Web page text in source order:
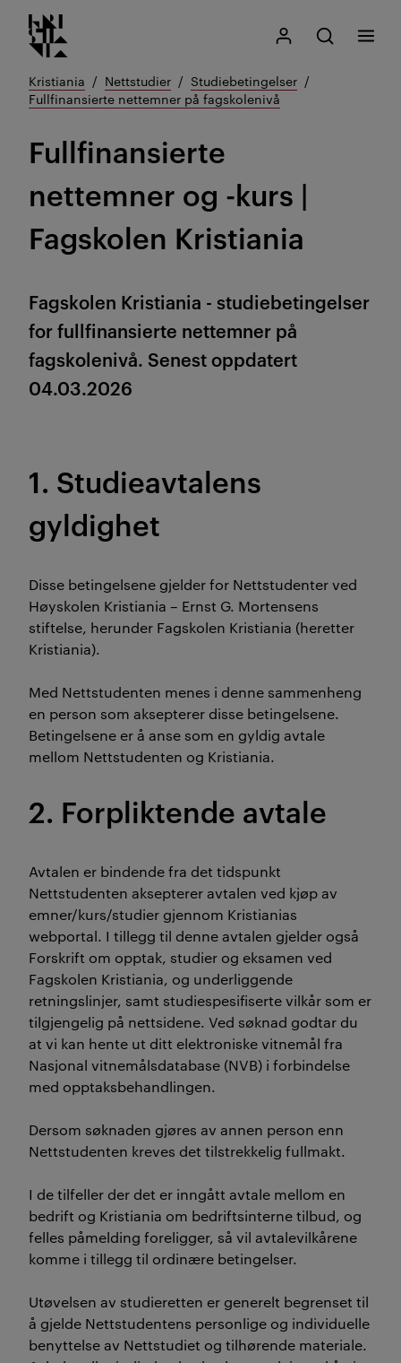
Gå
til
innhold
Kristiania logo
Mitt Kristiania
Åpne søk
Søk
Meny
Kristiania Nettstudier
Studiebetingelser
Fullfinansierte nettemner på fagskolenivå
Fullfinansierte
nettemner og -kurs |
Fagskolen Kristiania
Fagskolen Kristiania - studiebetingelser
for fullfinansierte nettemner på
fagskolenivå. Senest oppdatert
04.03.2026
1. Studieavtalens
gyldighet
Disse betingelsene gjelder for Nettstudenter ved
Høyskolen Kristiania – Ernst G. Mortensens
stiftelse, herunder Fagskolen Kristiania (heretter
Kristiania).
Med Nettstudenten menes i denne sammenheng
en person som aksepterer disse betingelsene.
Betingelsene er å anse som en gyldig avtale
mellom Nettstudenten og Kristiania.
2. Forpliktende avtale
Avtalen er bindende fra det tidspunkt
Nettstudenten aksepterer avtalen ved kjøp av
emner/kurs/studier gjennom Kristianias
webportal. I tillegg til denne avtalen gjelder også
Forskrift om opptak, studier og eksamen ved
Fagskolen Kristiania, og underliggende
retningslinjer, samt studiespesifiserte vilkår som er
tilgjengelig på nettsidene. Ved søknad godtar du
at vi kan hente ut ditt elektroniske vitnemål fra
Nasjonal vitnemålsdatabase (NVB) i forbindelse
med opptaksbehandlingen.
Dersom søknaden gjøres av annen person enn
Nettstudenten kreves det tilstrekkelig fullmakt.
I de tilfeller der det er inngått avtale mellom en
bedrift og Kristiania om bedriftsinterne tilbud, og
felles påmelding foreligger, så vil avtalevilkårene
komme i tillegg til ordinære betingelser.
Utøvelsen av studieretten er generelt begrenset til
å gjelde Nettstudentens personlige og individuelle
benyttelse av Nettstudiet og tilhørende materiale.